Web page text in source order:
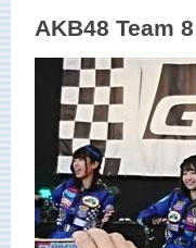
AKB48 Team